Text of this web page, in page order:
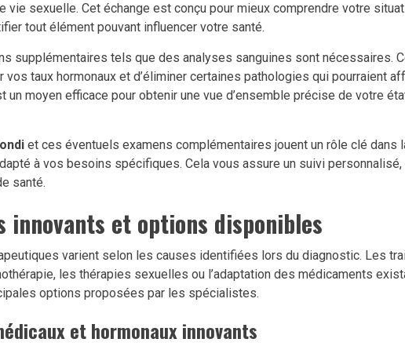
vie sexuelle. Cet échange est conçu pour mieux comprendre votre
tout élément pouvant influencer votre santé.
supplémentaires tels que des analyses sanguines sont nécessaires.
vos taux hormonaux et d’éliminer certaines pathologies qui pourraient
un moyen efficace pour obtenir une vue d’ensemble précise de votre
et ces éventuels examens complémentaires jouent un rôle clé dans
à vos besoins spécifiques. Cela vous assure un suivi personnalisé,
santé.
innovants et options disponibles
varient selon les causes identifiées lors du diagnostic. Les
les thérapies sexuelles ou l’adaptation des médicaments
options proposées par les spécialistes.
et hormonaux innovants